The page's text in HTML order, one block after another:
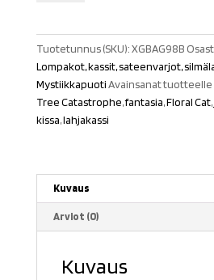
Christmas
Tree
Catastrophe"
määrä
Tuotetunnus (SKU):XGBAG98B
Lompakot, kassit, sateenvarjot,
MystiikkapuotiAvainsanat tuotteelle
Tree Catastrophe,fantasia,Floral Cat,
kissa,lahjakassi
Kuvaus
Arviot (0)
Kuvaus